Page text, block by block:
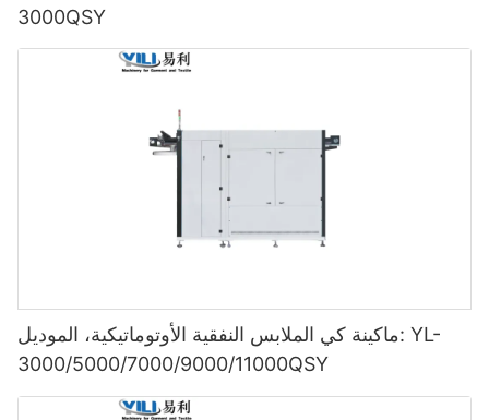
3000QSY
ماكينة كي الملابس النفقية الأوتوماتيكية، الموديل: YL-
3000/5000/7000/9000/11000QSY